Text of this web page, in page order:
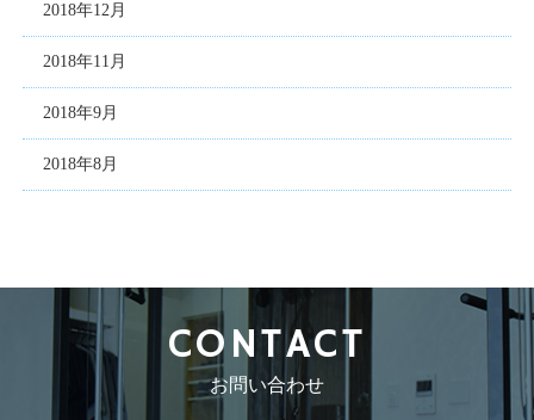
2018年12月
2018年11月
2018年9月
2018年8月
CONTACT
お問い合わせ